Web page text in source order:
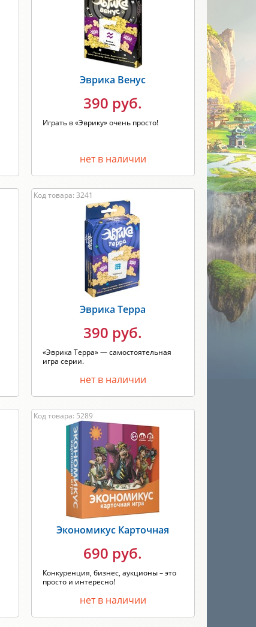
ПРИМЕНИТЬ
Эврика Венус
390 руб.
Играть в «Эврику» очень просто!
нет в наличии
Код товара: 3241
Эврика Терра
390 руб.
«Эврика Терра» — самостоятельная
игра серии.
нет в наличии
Код товара: 5289
Экономикус Карточная
690 руб.
Конкуренция, бизнес, аукционы – это
просто и интересно!
нет в наличии